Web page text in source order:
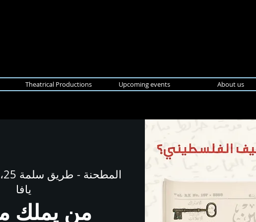
About us
Upcoming events
Theatrical Productions
المطحنة - طريق سلمة 25،
يافا
من يملك